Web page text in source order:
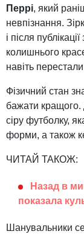
Перрі, який
невпізнання.
і після
колишнього
навіть
Фізичний стан
бажати кращого.
сіру футболку,
форми, а також
ЧИТАЙ ТАКОЖ:
Назад в
показала
Шанувальники